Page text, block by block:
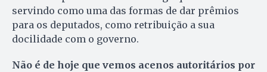
servindo como uma das formas de dar prêmios
para os deputados, como retribuição a sua
docilidade com o governo.
Não é de hoje que vemos acenos autoritários por